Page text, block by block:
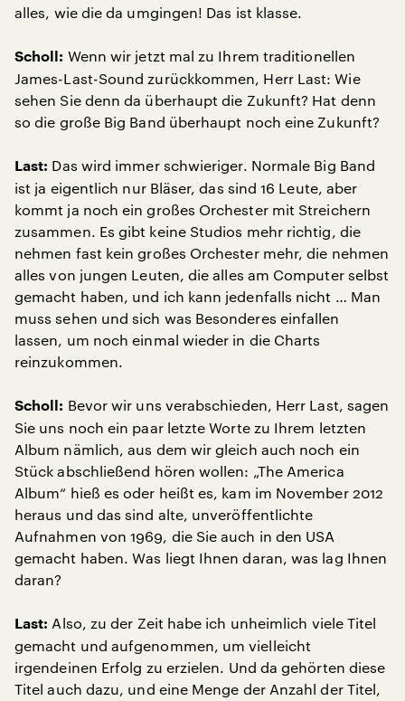
alles, wie die da umgingen! Das ist klasse.
Scholl: Wenn wir jetzt mal zu Ihrem traditionellen
James-Last-Sound zurückkommen, Herr Last: Wie
sehen Sie denn da überhaupt die Zukunft? Hat denn
so die große Big Band überhaupt noch eine Zukunft?
Last: Das wird immer schwieriger. Normale Big Band
ist ja eigentlich nur Bläser, das sind 16 Leute, aber
kommt ja noch ein großes Orchester mit Streichern
zusammen. Es gibt keine Studios mehr richtig, die
nehmen fast kein großes Orchester mehr, die nehmen
alles von jungen Leuten, die alles am Computer selbst
gemacht haben, und ich kann jedenfalls nicht … Man
muss sehen und sich was Besonderes einfallen
lassen, um noch einmal wieder in die Charts
reinzukommen.
Scholl: Bevor wir uns verabschieden, Herr Last, sagen
Sie uns noch ein paar letzte Worte zu Ihrem letzten
Album nämlich, aus dem wir gleich auch noch ein
Stück abschließend hören wollen: „The America
Album“ hieß es oder heißt es, kam im November 2012
heraus und das sind alte, unveröffentlichte
Aufnahmen von 1969, die Sie auch in den USA
gemacht haben. Was liegt Ihnen daran, was lag Ihnen
daran?
Last: Also, zu der Zeit habe ich unheimlich viele Titel
gemacht und aufgenommen, um vielleicht
irgendeinen Erfolg zu erzielen. Und da gehörten diese
Titel auch dazu, und eine Menge der Anzahl der Titel,